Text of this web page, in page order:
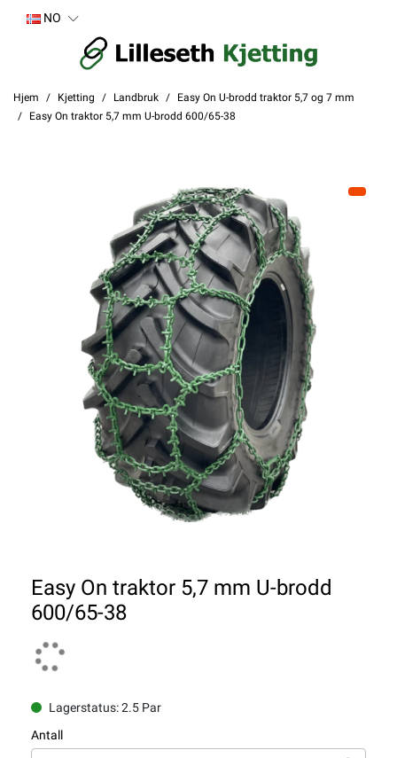
NO
Hjem Kjetting Landbruk
Easy On U-brodd traktor 5,7 og 7 mm
Easy On traktor 5,7 mm U-brodd 600/65-38
Easy On traktor 5,7 mm U-brodd
600/65-38
Lagerstatus: 2.5 Par
Antall